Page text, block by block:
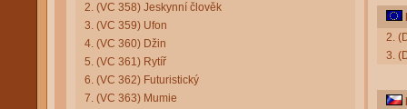
2. (VC 358) Jeskynní člověk
3. (VC 359) Ufon
4. (VC 360) Džin
5. (VC 361) Rytíř
6. (VC 362) Futuristický
7. (VC 363) Mumie
2.
3.